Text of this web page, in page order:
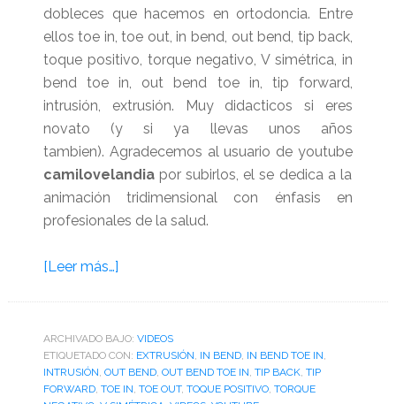
dobleces que hacemos en ortodoncia. Entre
ellos toe in, toe out, in bend, out bend, tip back,
toque positivo, torque negativo, V simétrica, in
bend toe in, out bend toe in, tip forward,
intrusión, extrusión. Muy didacticos si eres
novato (y si ya llevas unos años
tambien). Agradecemos al usuario de youtube
camilovelandiapor subirlos, el se dedica a la
animación tridimensional con énfasis en
profesionales de la salud.
[Leer más…]acerca
colección
de
videos
ARCHIVADO BAJO: VIDEOS
ETIQUETADO CON: EXTRUSIÓN, IN BEND, IN BEND TOE IN,
INTRUSIÓN, OUT BEND, OUT BEND TOE IN, TIP BACK, TIP
FORWARD, TOE IN, TOE OUT, TOQUE POSITIVO, TORQUE